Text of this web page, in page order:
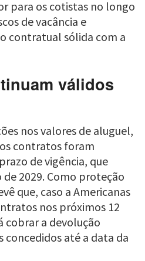
para os cotistas no longo
de vacância e
contratual sólida com a
válidos
nos valores de aluguel,
contratos foram
de vigência, que
de 2029. Como proteção
que, caso a Americanas
nos próximos 12
cobrar a devolução
até a data da